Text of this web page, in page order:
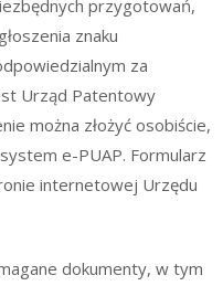
przygotowań,
znaku
za
Urząd Patentowy
można złożyć osobiście,
e-PUAP. Formularz
internetowej Urzędu
dokumenty, w tym